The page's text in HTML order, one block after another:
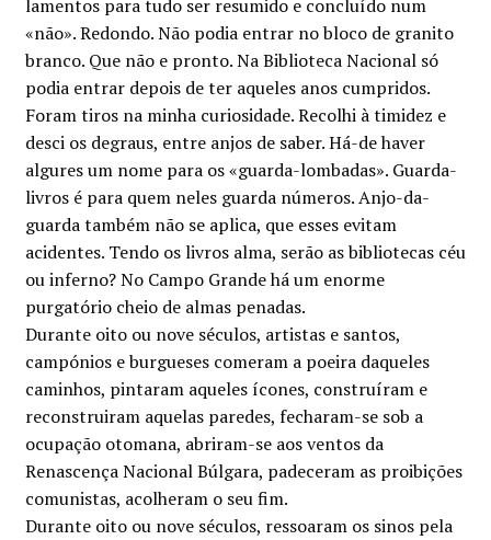
lamentos para tudo ser resumido e concluído num
«não». Redondo. Não podia entrar no bloco de granito
branco. Que não e pronto. Na Biblioteca Nacional só
podia entrar depois de ter aqueles anos cumpridos.
Foram tiros na minha curiosidade. Recolhi à timidez e
desci os degraus, entre anjos de saber. Há-de haver
algures um nome para os «guarda-lombadas». Guarda-
livros é para quem neles guarda números. Anjo-da-
guarda também não se aplica, que esses evitam
acidentes. Tendo os livros alma, serão as bibliotecas céu
ou inferno? No Campo Grande há um enorme
purgatório cheio de almas penadas.
Durante oito ou nove séculos, artistas e santos,
campónios e burgueses comeram a poeira daqueles
caminhos, pintaram aqueles ícones, construíram e
reconstruiram aquelas paredes, fecharam-se sob a
ocupação otomana, abriram-se aos ventos da
Renascença Nacional Búlgara, padeceram as proibições
comunistas, acolheram o seu fim.
Durante oito ou nove séculos, ressoaram os sinos pela